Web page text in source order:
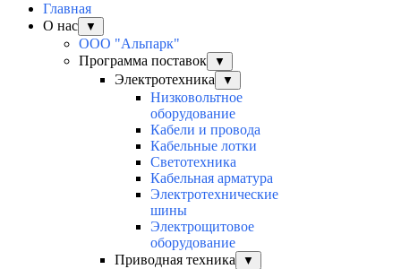
Главная
О нас
▼
ООО "Альпарк"
Программа поставок
▼
Электротехника ▼
Низковольтное
оборудование
Кабели и провода
Кабельные лотки
Светотехника
Кабельная арматура
Электротехнические
шины
Электрощитовое
оборудование
Приводная техника
▼